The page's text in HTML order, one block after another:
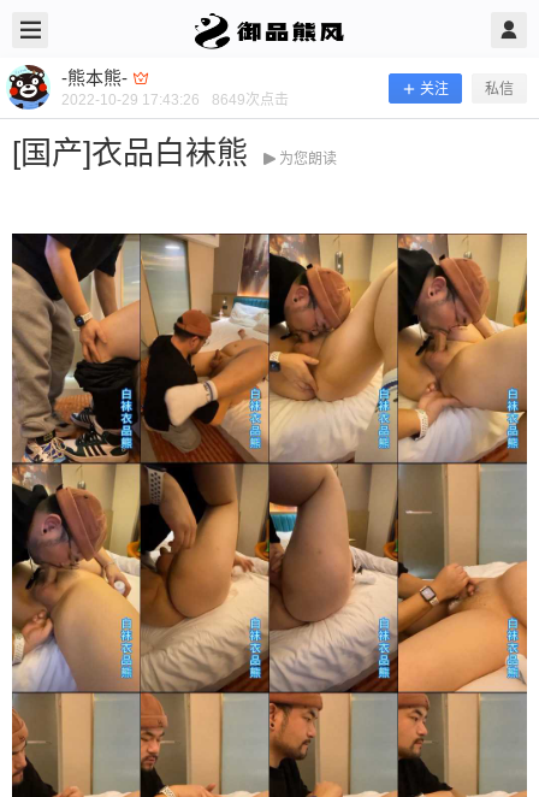
-熊本熊-
2022-10-29 17:43:26 8649次点击
关注 私信
[国产]衣品白袜熊 为您朗读
-熊本熊- @ 御品熊风 2022/10/29
[国产]衣品白袜熊
当前隐藏内容需要支付600熊币 已有115人支付 登
录立刻注册 0 收藏
扫描二维码继续阅读